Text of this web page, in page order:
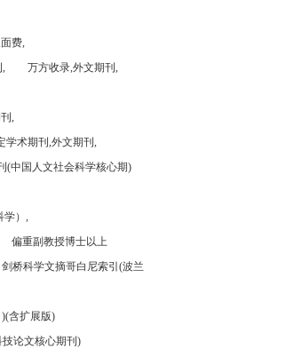
费,
万方收录,外文期刊,
,
学术期刊,外文期刊,
(中国人文社会科学核心期)
学）,
偏重副教授博士以上
剑桥科学文摘哥白尼索引(波兰
含扩展版)
论文核心期刊)